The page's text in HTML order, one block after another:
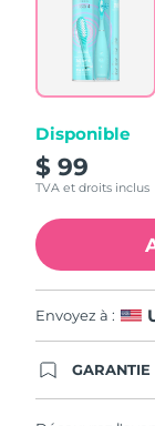
Reviews.
Same
page
Disponible
$ 99
TVA et droits inclus
Envoyez à :